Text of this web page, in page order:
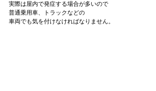
実際は屋内で発症する場合が多いので
普通乗用車、トラックなどの
車両でも気を付けなければなりません。